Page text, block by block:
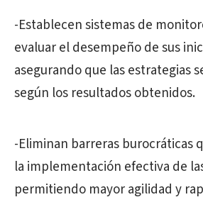
-Establecen sistemas de
evaluar el desempeño de sus
asegurando que las estrategias
según los resultados obtenidos.
-Eliminan barreras burocráticas
la implementación efectiva de
permitiendo mayor agilidad y